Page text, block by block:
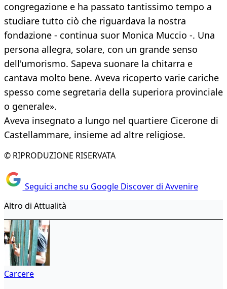
congregazione e ha passato tantissimo tempo a
studiare tutto ciò che riguardava la nostra
fondazione - continua suor Monica Muccio -. Una
persona allegra, solare, con un grande senso
dell'umorismo. Sapeva suonare la chitarra e
cantava molto bene. Aveva ricoperto varie cariche
spesso come segretaria della superiora provinciale
o generale».
Aveva insegnato a lungo nel quartiere Cicerone di
Castellammare, insieme ad altre religiose.
© RIPRODUZIONE RISERVATA
Seguici anche su Google Discover di Avvenire
Altro di Attualità
Carcere